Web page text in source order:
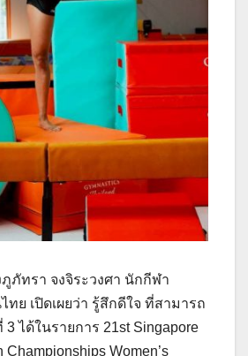
ภัทรา จงจิระวงศา นักกีฬา
ทย เปิดเผยว่า รู้สึกดีใจ ที่สามารถ
ได้ในรายการ 21st Singapore
Championships Women’s